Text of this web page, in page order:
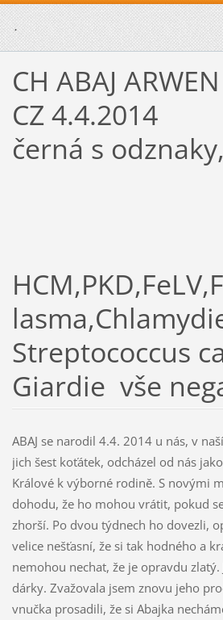
.
CH ABAJ
CZ 4.4.2014
černá s
Streptococcus
Giardie vše
ABAJ se narodil 4.4. 2014 u nás, v
jich šest koťátek, odcházel od nás
Králové k výborné rodině. S novými
dohodu, že ho mohou vrátit, pokud
zhorší. Po dvou týdnech ho dovezli,
velice nešťasní, že si tak hodného a
nemohou nechat, že je opravdu
dárky. Zvažovala jsem znovu jeho
vnučka prosadili, že si Abajka